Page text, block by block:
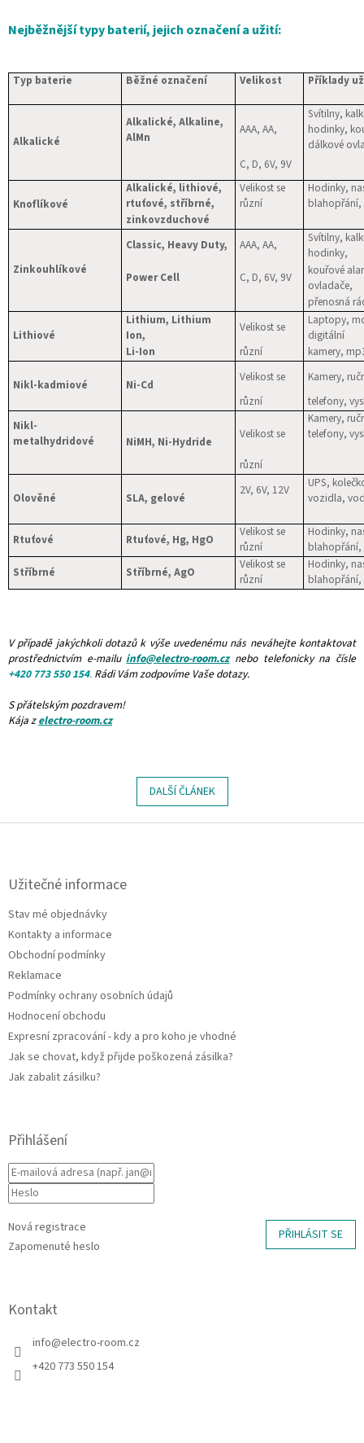
Nejběžnější typy baterií, jejich označení a užití:
Typ baterie Běžné označení Velikost Příklady
Alkalické
Alkalické, Alkaline,
AlMn
AAA, AA,
Svítilny,
hodinky,
dálkové
C, D, 6V, 9V
Knoflíkové
Alkalické, lithiové, Velikost se
Hodinky,
rtuťové, stříbrné,
různí
blahopřání,
zinkovzduchové
Zinkouhlíkové
Classic, Heavy Duty, AAA, AA,
Svítilny,
hodinky,
Power Cell
C, D, 6V, 9V
kouřové
ovladače,
přenosná
Lithiové
Lithium, Lithium
Ion,
Velikost se
Laptopy,
digitální
Li-Ion
různí kamery,
Nikl-kadmiové Ni-Cd
Velikost se
Kamery,
různí
telefony,
Nikl-
metalhydridové NiMH, Ni-Hydride
Velikost se
Kamery,
telefony,
různí
Olověné SLA, gelové
2V, 6V, 12V
UPS,
vozidla,
Rtuťové Rtuťové, Hg, HgO
Velikost se
Hodinky,
různí
blahopřání,
Stříbrné
Stříbrné, AgO
Velikost se
Hodinky,
různí
blahopřání,
V případě jakýchkoli dotazů k výše uvedenému nás neváhejte kontaktovat
prostřednictvím e-mailu info@electro-room.cz nebo telefonicky na čísle
+420 773 550 154. Rádi Vám zodpovíme Vaše dotazy.
S přátelským pozdravem!
Kája z electro-room.cz
DALŠÍ ČLÁNEK
Z
Užitečné informace
Stav mé objednávky
Kontakty a informace
Obchodní podmínky
Reklamace
Podmínky ochrany osobních údajů
Hodnocení obchodu
Expresní zpracování - kdy a pro koho je vhodné
Jak se chovat, když přijde poškozená zásilka?
Jak zabalit zásilku?
Přihlášení
PŘIHLÁSIT SE
Nová registrace
Zapomenuté heslo
Kontakt
info@electro-room.cz
+420 773 550 154